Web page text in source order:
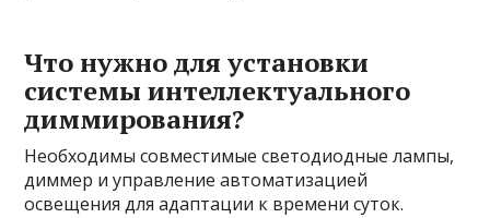
Что нужно для установки
системы интеллектуального
диммирования?
Необходимы совместимые светодиодные лампы,
диммер и управление автоматизацией
освещения для адаптации к времени суток.